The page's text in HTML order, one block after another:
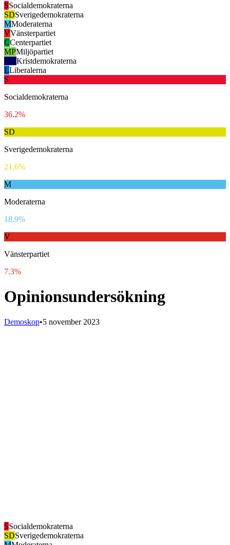
SSocialdemokraterna
SDSverigedemokraterna
MModeraterna
VVänsterpartiet
CCenterpartiet
MPMiljöpartiet
KDKristdemokraterna
LLiberalerna
S
Socialdemokraterna
36.2%
SD
Sverigedemokraterna
21.6%
M
Moderaterna
18.9%
V
Vänsterpartiet
7.3%
Opinionsundersökning
Demoskop•5 november 2023
SSocialdemokraterna
SDSverigedemokraterna